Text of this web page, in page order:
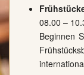
08.00 –
Beginnen